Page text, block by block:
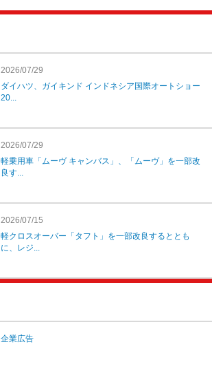
2026/07/29
ダイハツ、ガイキンド インドネシア国際オートショー
20...
2026/07/29
軽乗用車「ムーヴ キャンバス」、「ムーヴ」を一部改
良す...
2026/07/15
軽クロスオーバー「タフト」を一部改良するととも
に、レジ...
企業広告